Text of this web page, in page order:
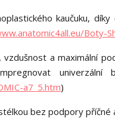
kaučuku,
Boty-
a maximální
a7_5.htm)
bez podpory příčné